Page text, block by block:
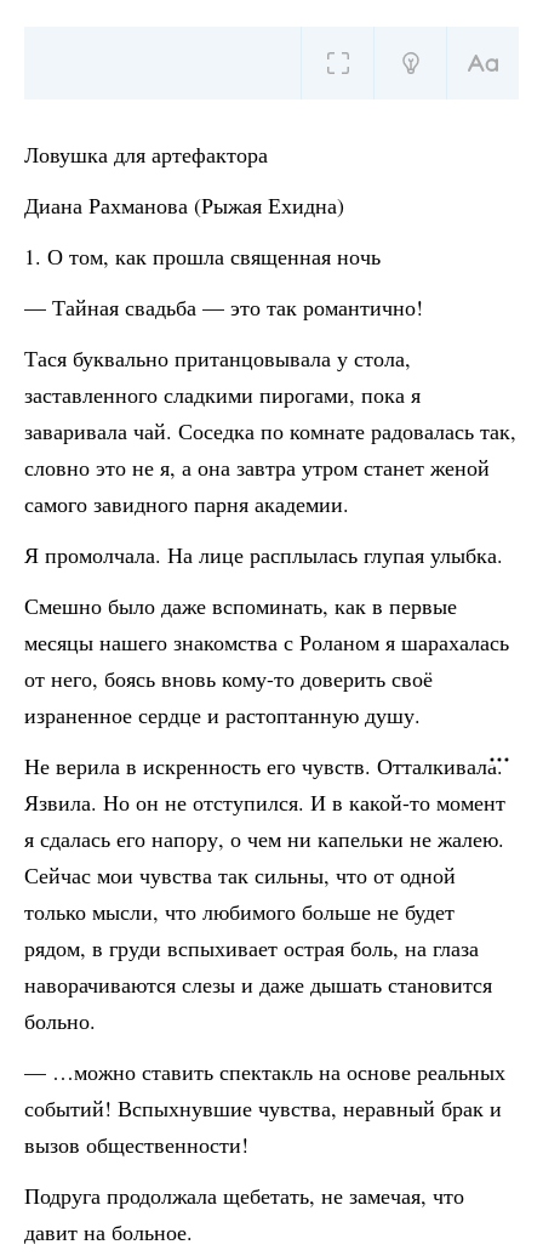
Ловушка для артефактора
Диана Рахманова (Рыжая Ехидна)
1. О том, как прошла священная ночь
— Тайная свадьба — это так романтично!
Тася буквально пританцовывала у стола,
заставленного сладкими пирогами, пока я
заваривала чай. Соседка по комнате радовалась так,
словно это не я, а она завтра утром станет женой
самого завидного парня академии.
Я промолчала. На лице расплылась глупая улыбка.
Смешно было даже вспоминать, как в первые
месяцы нашего знакомства с Роланом я шарахалась
от него, боясь вновь кому-то доверить своё
израненное сердце и растоптанную душу.
Не верила в искренность его чувств. Отталкивала.
Язвила. Но он не отступился. И в какой-то момент
я сдалась его напору, о чем ни капельки не жалею.
Сейчас мои чувства так сильны, что от одной
только мысли, что любимого больше не будет
рядом, в груди вспыхивает острая боль, на глаза
наворачиваются слезы и даже дышать становится
больно.
— …можно ставить спектакль на основе реальных
событий! Вспыхнувшие чувства, неравный брак и
вызов общественности!
Подруга продолжала щебетать, не замечая, что
давит на больное.